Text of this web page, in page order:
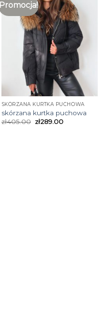
Promocja!
SKÓRZANA KURTKA PUCHOWA
skórzana kurtka puchowa
zł405.00 zł289.00